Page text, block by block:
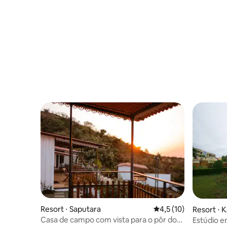
Resort ⋅ Saputara 4,5 de uma
4,5 (10)
Casa de campo com vista para o pôr do
Resort ⋅
Estúdio